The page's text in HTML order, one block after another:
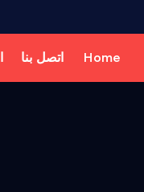
Home اتصل بنا